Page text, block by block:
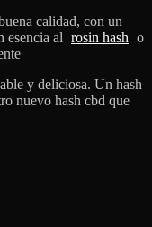
calidad, con un
esencia al rosin hash o
y deliciosa. Un hash
nuevo hash cbd que